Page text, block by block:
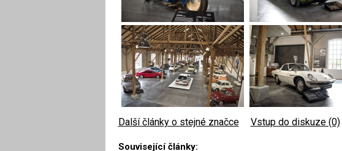
Další články o stejné značce Vstup do diskuze (0)
Související články: